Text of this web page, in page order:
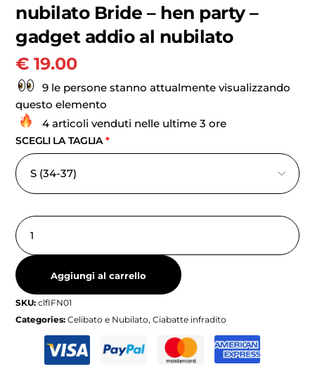
nubilato Bride – hen party –
gadget addio al nubilato
€ 19.00
9 le persone stanno attualmente visualizzando
questo elemento
4 articoli venduti nelle ultime 3 ore
SCEGLI LA TAGLIA*
Aggiungi al carrello
SKU:clfIFN01
Categories:Celibato e Nubilato,Ciabatte infradito